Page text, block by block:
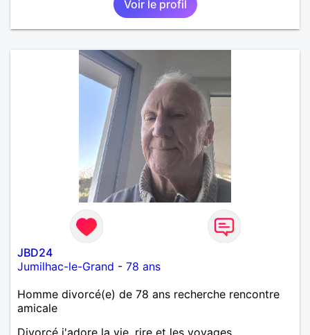
Voir le profil
JBD24
Jumilhac-le-Grand - 78 ans
Homme divorcé(e) de 78 ans recherche rencontre
amicale
Divorcé j'adore la vie, rire et les voyages